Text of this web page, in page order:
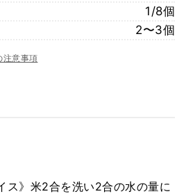
1/8個
2〜3個
注意事項
ス》米2合を洗い2合の水の量に